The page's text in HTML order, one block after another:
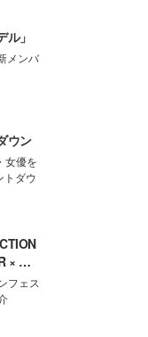
」
メンバ
ウン
女優を
トダウ
× モ
フェス